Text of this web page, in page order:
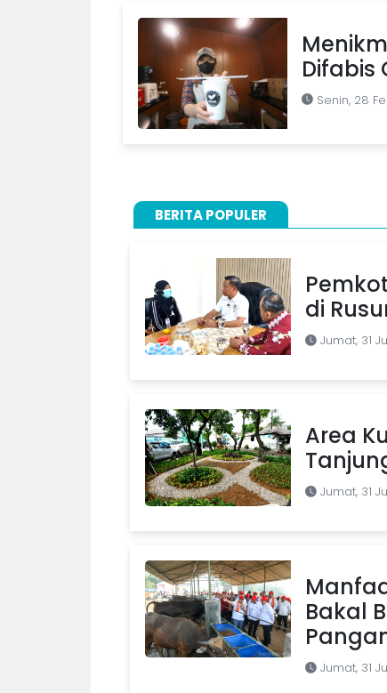
Difabis
Senin, 28
BERITA POPULER
di
Jumat, 31
Area
Jumat, 31
Bakal
Jumat, 31